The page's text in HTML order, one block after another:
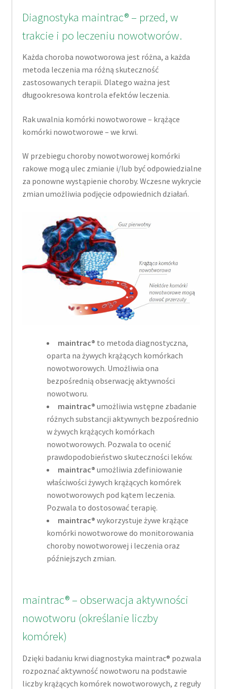
Diagnostyka maintrac® – przed, w
trakcie i po leczeniu nowotworów.
Każda choroba nowotworowa jest różna, a każda
metoda leczenia ma różną skuteczność
zastosowanych terapii. Dlatego ważna jest
długookresowa kontrola efektów leczenia.
Rak uwalnia komórki nowotworowe – krążące
komórki nowotworowe – we krwi.
W przebiegu choroby nowotworowej komórki
rakowe mogą ulec zmianie i/lub być odpowiedzialne
za ponowne wystąpienie choroby. Wczesne wykrycie
zmian umożliwia podjęcie odpowiednich działań.
maintrac® to metoda diagnostyczna,
oparta na żywych krążących komórkach
nowotworowych. Umożliwia ona
bezpośrednią obserwację aktywności
nowotworu.
maintrac® umożliwia wstępne zbadanie
różnych substancji aktywnych bezpośrednio
w żywych krążących komórkach
nowotworowych. Pozwala to ocenić
prawdopodobieństwo skuteczności leków.
maintrac® umożliwia zdefiniowanie
właściwości żywych krążących komórek
nowotworowych pod kątem leczenia.
Pozwala to dostosować terapię.
maintrac® wykorzystuje żywe krążące
komórki nowotworowe do monitorowania
choroby nowotworowej i leczenia oraz
późniejszych zmian.
maintrac® – obserwacja aktywności
nowotworu (określanie liczby
komórek)
Dzięki badaniu krwi diagnostyka maintrac® pozwala
rozpoznać aktywność nowotworu na podstawie
liczby krążących komórek nowotworowych, z reguły